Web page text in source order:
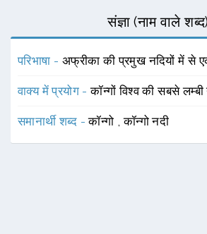
संज्ञा (नाम वाले शब्द)
परिभाषा - अफ्रीका की प्रमुख नदियों में से
वाक्य में प्रयोग -कॉन्गों विश्व की सबसे
समानार्थी शब्द -कॉन्गो ,कॉन्गो नदी